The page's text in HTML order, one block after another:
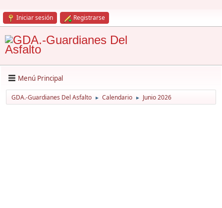
Iniciar sesión Registrarse
Menú Principal
GDA.-Guardianes Del Asfalto ► Calendario ► Junio 2026